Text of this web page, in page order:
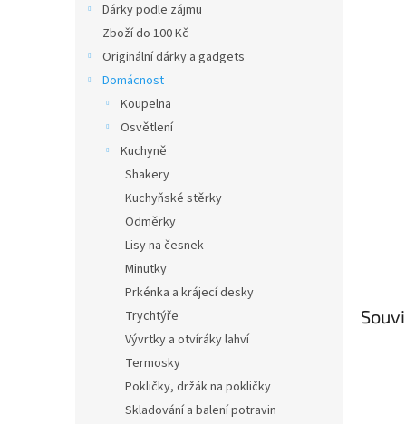
Dárky podle zájmu
Zboží do 100 Kč
Originální dárky a gadgets
Domácnost
Koupelna
Osvětlení
Kuchyně
Shakery
Kuchyňské stěrky
Odměrky
Lisy na česnek
Minutky
Prkénka a krájecí desky
Trychtýře
Vývrtky a otvíráky lahví
Termosky
Pokličky, držák na pokličky
Skladování a balení potravin